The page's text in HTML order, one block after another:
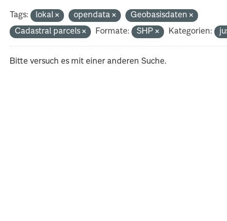
Tags: lokal opendata
Geobasisdaten
Cadastral parcels
Formate: SHP Kategorien:
Bitte versuch es mit einer anderen Suche.